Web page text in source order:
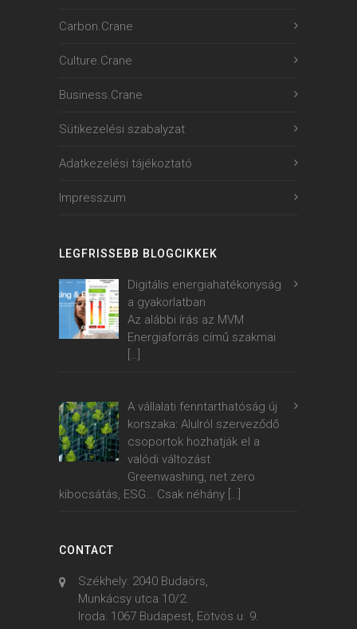
Carbon.Crane
Culture.Crane
Business.Crane
Sütikezelési szabalyzat
Adatkezelési tájékoztató
Impresszum
LEGFRISSEBB BLOGCIKKEK
Digitális energiahatékonyság
a gyakorlatban
Az alábbi írás az MVM
Energiaforrás című szakmai
A vállalati fenntarthatóság új
korszaka: Alulról szerveződő
csoportok hozhatják el a
valódi változást
Greenwashing, net zero
kibocsátás, ESG… Csak néhány […]
CONTACT
Székhely: 2040 Budaörs,
Munkácsy utca 10/2.
Iroda: 1067 Budapest, Eötvös u. 9.